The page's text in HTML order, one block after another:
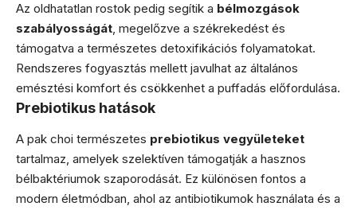
Az oldhatatlan rostok pedig segítik a bélmozgások
szabályosságát, megelőzve a székrekedést és
támogatva a természetes detoxifikációs folyamatokat.
Rendszeres fogyasztás mellett javulhat az általános
emésztési komfort és csökkenhet a puffadás előfordulása.
Prebiotikus hatások
A pak choi természetes prebiotikus vegyületeket
tartalmaz, amelyek szelektíven támogatják a hasznos
bélbaktériumok szaporodását. Ez különösen fontos a
modern életmódban, ahol az antibiotikumok használata és a